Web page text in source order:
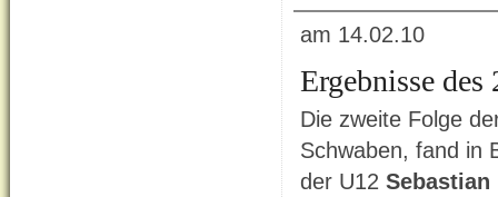
am 14.02.10
Ergebnisse
Die zweite Folge
Schwaben, fand in
der U12 Sebastian